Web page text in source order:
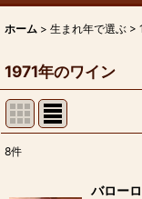
ホーム > 生まれ年で選ぶ >
1971年のワイン
8件
バロー